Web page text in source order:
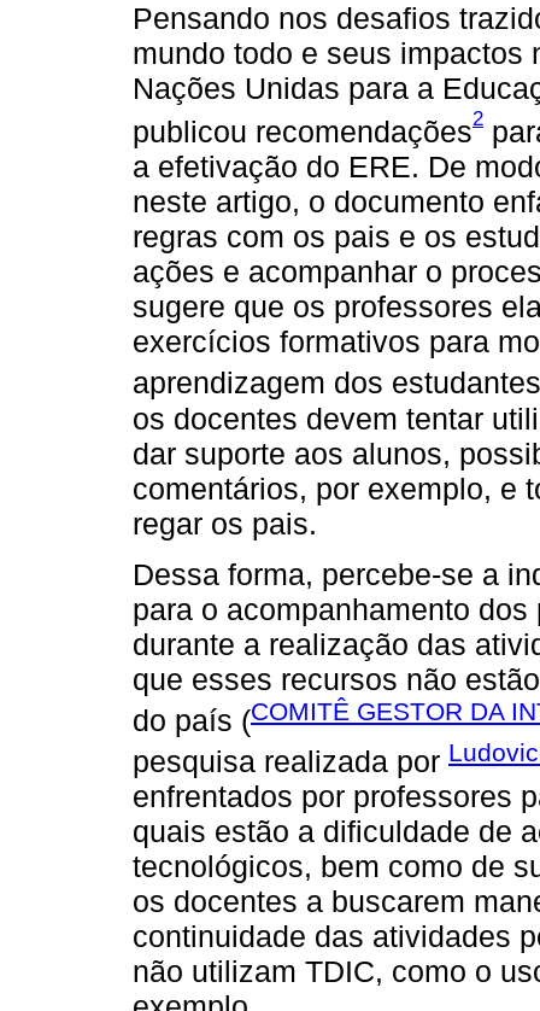
Pensando nos desafios
mundo todo e seus impactos
Nações Unidas para a
publicou recomendações2
a efetivação do ERE. De
neste artigo, o documento
regras com os pais e os
ações e acompanhar o
sugere que os professores
exercícios formativos para
aprendizagem dos
os docentes devem tentar
dar suporte aos alunos,
comentários, por exemplo, e
regar os pais.
Dessa forma, percebe-se a
para o acompanhamento
durante a realização das
que esses recursos não
do país (COMITÊ GESTOR DA
pesquisa realizada por
enfrentados por professores
quais estão a dificuldade de
tecnológicos, bem como de
os docentes a buscarem
continuidade das atividades
não utilizam TDIC, como o